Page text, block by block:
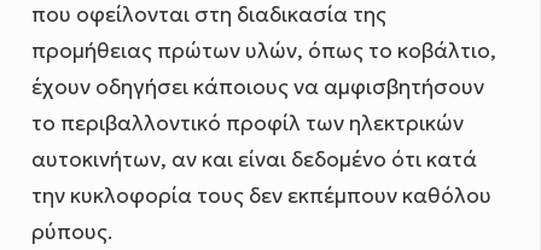
που οφείλονται στη διαδικασία της
προμήθειας πρώτων υλών, όπως το κοβάλτιο,
έχουν οδηγήσει κάποιους να αμφισβητήσουν
το περιβαλλοντικό προφίλ των ηλεκτρικών
αυτοκινήτων, αν και είναι δεδομένο ότι κατά
την κυκλοφορία τους δεν εκπέμπουν καθόλου
ρύπους.